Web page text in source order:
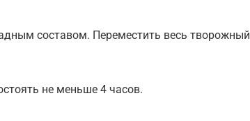
составом. Переместить весь творожный
не меньше 4 часов.